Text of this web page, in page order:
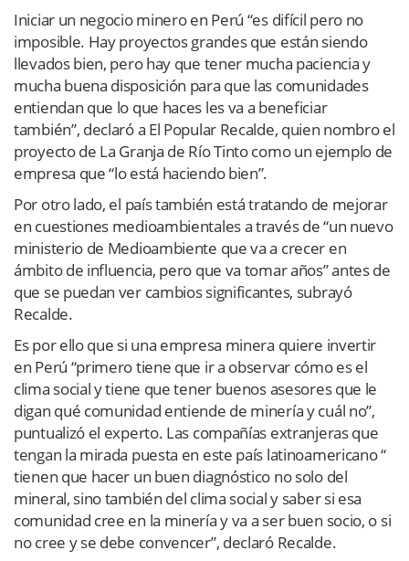
Iniciar un negocio minero en Perú “es difícil pero no
imposible. Hay proyectos grandes que están siendo
llevados bien, pero hay que tener mucha paciencia y
mucha buena disposición para que las comunidades
entiendan que lo que haces les va a beneficiar
también”, declaró a El Popular Recalde, quien nombro el
proyecto de La Granja de Río Tinto como un ejemplo de
empresa que “lo está haciendo bien”.
Por otro lado, el país también está tratando de mejorar
en cuestiones medioambientales a través de “un nuevo
ministerio de Medioambiente que va a crecer en
ámbito de influencia, pero que va tomar años” antes de
que se puedan ver cambios significantes, subrayó
Recalde.
Es por ello que si una empresa minera quiere invertir
en Perú “primero tiene que ir a observar cómo es el
clima social y tiene que tener buenos asesores que le
digan qué comunidad entiende de minería y cuál no”,
puntualizó el experto. Las compañías extranjeras que
tengan la mirada puesta en este país latinoamericano “
tienen que hacer un buen diagnóstico no solo del
mineral, sino también del clima social y saber si esa
comunidad cree en la minería y va a ser buen socio, o si
no cree y se debe convencer”, declaró Recalde.